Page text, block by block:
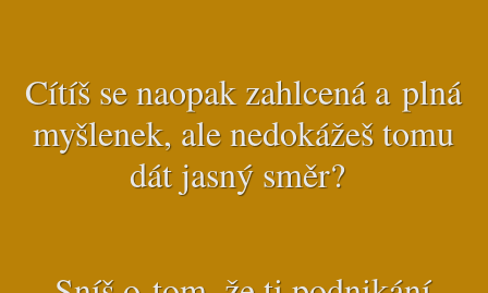
Cítíš se naopak zahlcená a plná
myšlenek, ale nedokážeš tomu
dát jasný směr?